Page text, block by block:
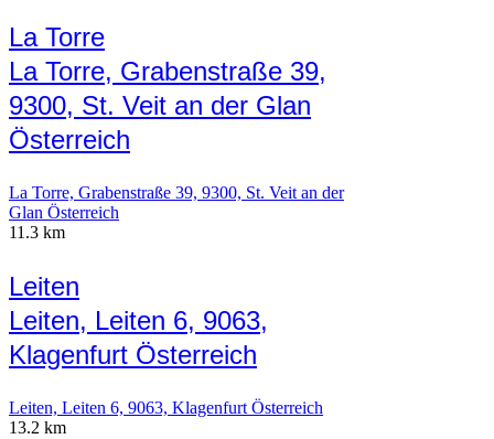
La Torre
La Torre, Grabenstraße 39,
9300, St. Veit an der Glan
Österreich
La Torre, Grabenstraße 39, 9300, St. Veit an der
Glan Österreich
11.3 km
Leiten
Leiten, Leiten 6, 9063,
Klagenfurt Österreich
Leiten, Leiten 6, 9063, Klagenfurt Österreich
13.2 km